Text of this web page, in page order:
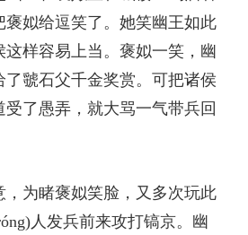
褒姒给逗笑了。她笑幽王如此
样容易上当。褒姒一笑，幽
了虢石父千金奖赏。可把诸侯
了愚弄，就大骂一气带兵回
，为睹褒姒笑脸，又多次玩此
人发兵前来攻打镐京。幽